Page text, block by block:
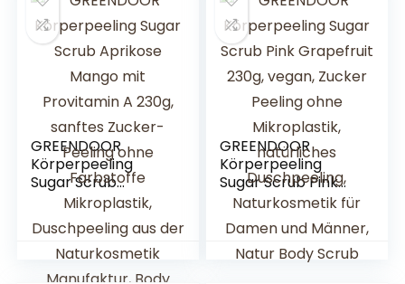
GREENDOOR
Körperpeeling
Sugar Scrub
Aprikose Mango
mit Provitamin A
230g, sanftes
Zucker-Peeling
ohne Farbstoffe
GREENDOOR
Körperpeeling
Sugar Scrub Pink
Grapefruit 230g,
vegan, Zucker
Peeling ohne
Mikroplastik,